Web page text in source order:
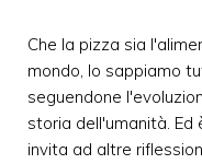
Che la pizza sia
mondo, lo sappiamo
seguendone
storia dell'umanità. Ed
invita ad altre